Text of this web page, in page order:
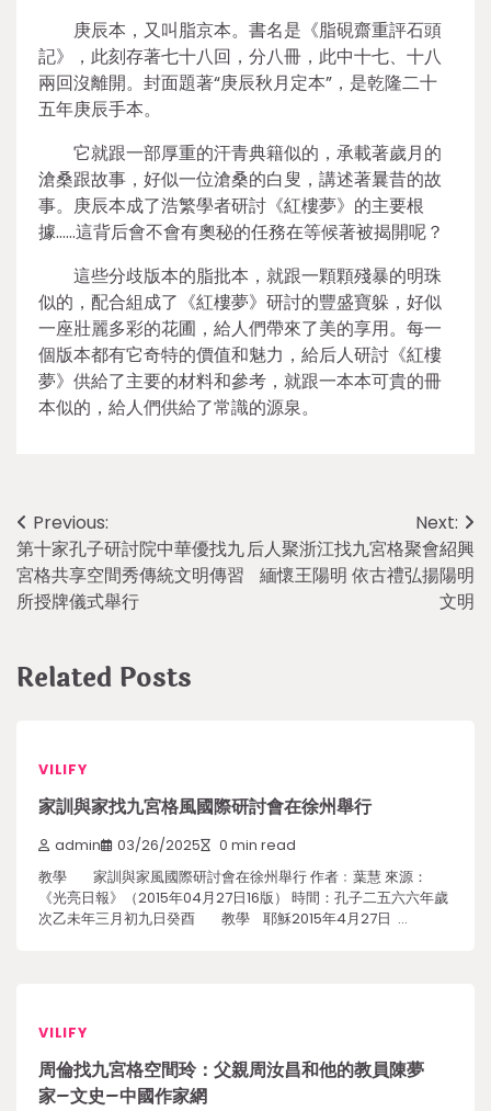
庚辰本，又叫脂京本。書名是《脂硯齋重評石頭
記》，此刻存著七十八回，分八冊，此中十七、十八
兩回沒離開。封面題著“庚辰秋月定本”，是乾隆二十
五年庚辰手本。
它就跟一部厚重的汗青典籍似的，承載著歲月的
滄桑跟故事，好似一位滄桑的白叟，講述著曩昔的故
事。庚辰本成了浩繁學者研討《紅樓夢》的主要根
據……這背后會不會有奧秘的任務在等候著被揭開呢？
這些分歧版本的脂批本，就跟一顆顆殘暴的明珠
似的，配合組成了《紅樓夢》研討的豐盛寶躲，好似
一座壯麗多彩的花圃，給人們帶來了美的享用。每一
個版本都有它奇特的價值和魅力，給后人研討《紅樓
夢》供給了主要的材料和參考，就跟一本本可貴的冊
本似的，給人們供給了常識的源泉。
Post
navigation
Previous:
第十家孔子研討院中華優找九
宮格共享空間秀傳統文明傳習
所授牌儀式舉行
Next:
后人聚浙江找九宮格聚會紹興
緬懷王陽明 依古禮弘揚陽明
文明
Related Posts
VILIFY
家訓與家找九宮格風國際研討會在徐州舉行
admin 03/26/2025 0 min read
教學 家訓與家風國際研討會在徐州舉行 作者﹕葉慧 來源：
《光亮日報》（2015年04月27日16版） 時間：孔子二五六六年歲
次乙未年三月初九日癸酉 教學 耶穌2015年4月27日 …
VILIFY
周倫找九宮格空間玲：父親周汝昌和他的教員陳夢
家–文史–中國作家網